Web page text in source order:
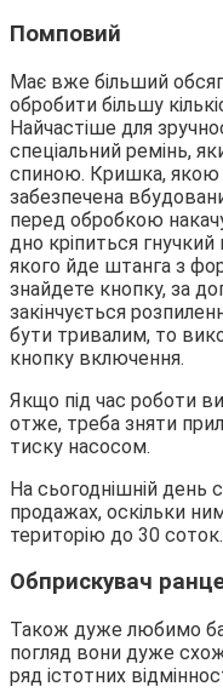
Помповий
Має вже більший
обробити більшу
Найчастіше для
спеціальний ремінь,
спиною. Кришка, якою
забезпечена
перед обробкою
дно кріпиться
якого йде штанга з
знайдете кнопку, за
закінчується
бути тривалим, то
кнопку включення.
Якщо під час роботи
отже, треба зняти
тиску насосом.
На сьогоднішній день
продажах, оскільки
територію до 30 соток.
Обприскувач
Також дуже любимо
погляд вони дуже
ряд істотних